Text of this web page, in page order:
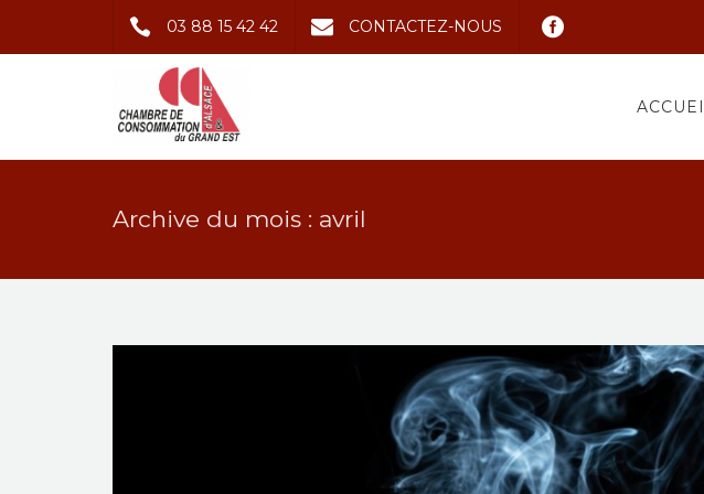
03 88 15 42 42 CONTACTEZ-NOUS
Archive du mois : avril